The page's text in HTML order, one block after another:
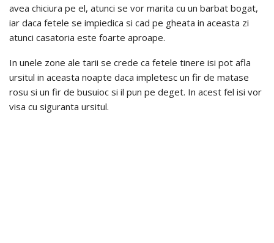
avea chiciura pe el, atunci se vor marita cu un barbat bogat,
iar daca fetele se impiedica si cad pe gheata in aceasta zi
atunci casatoria este foarte aproape.
In unele zone ale tarii se crede ca fetele tinere isi pot afla
ursitul in aceasta noapte daca impletesc un fir de matase
rosu si un fir de busuioc si il pun pe deget. In acest fel isi vor
visa cu siguranta ursitul.